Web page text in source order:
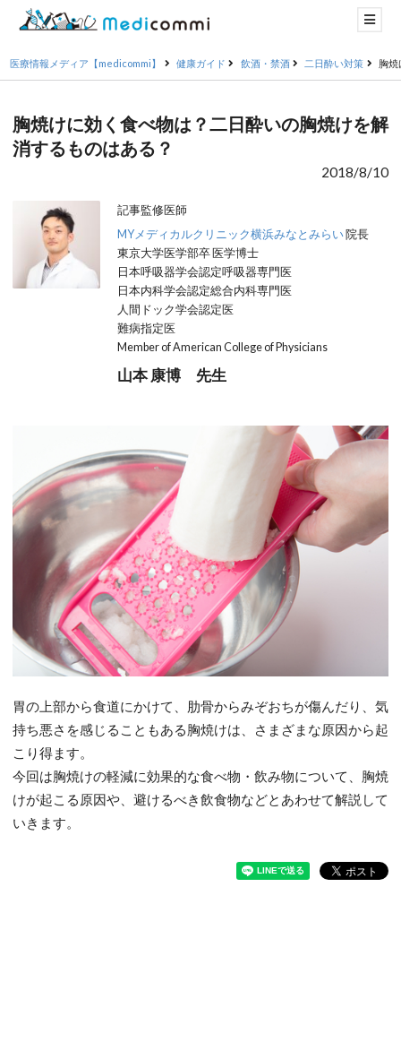
医療情報メディア【medicommi】 健康ガイド 飲酒・禁酒 二日酔い対策 胸
胸焼けに効く食べ物は？二日酔いの胸焼けを解
消するものはある？
2018/8/10
記事監修医師
MYメディカルクリニック横浜みなとみらい院長
東京大学医学部卒 医学博士
日本呼吸器学会認定呼吸器専門医
日本内科学会認定総合内科専門医
人間ドック学会認定医
難病指定医
Member of American College of Physicians
山本 康博 先生
胃の上部から食道にかけて、肋骨からみぞおちが傷んだり、気
持ち悪さを感じることもある胸焼けは、さまざまな原因から起
こり得ます。
今回は胸焼けの軽減に効果的な食べ物・飲み物について、胸焼
けが起こる原因や、避けるべき飲食物などとあわせて解説して
いきます。